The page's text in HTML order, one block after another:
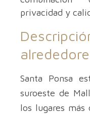
privacidad y
Santa Ponsa
suroeste de
los lugares más